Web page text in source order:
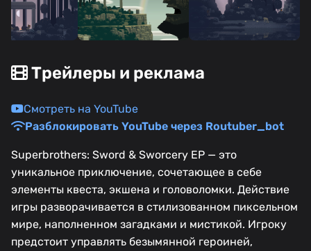
Трейлеры и реклама
Смотреть на YouTube
Разблокировать YouTube через Routuber_bot
Superbrothers: Sword & Sworcery EP — это
уникальное приключение, сочетающее в себе
элементы квеста, экшена и головоломки. Действие
игры разворачивается в стилизованном пиксельном
мире, наполненном загадками и мистикой. Игроку
предстоит управлять безымянной героиней,